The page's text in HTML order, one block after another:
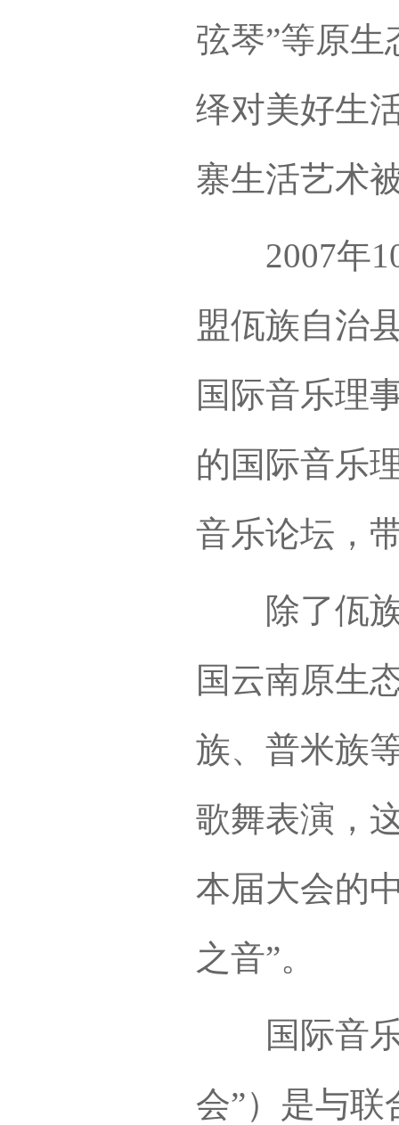
弦琴”等原
绎对美好生
寨生活艺术
2007年10
盟佤族自治
国际音乐理
的国际音乐
音乐论坛，
除了佤族
国云南原生
族、普米族
歌舞表演，
本届大会的
之音”。
国际音乐
会”）是与